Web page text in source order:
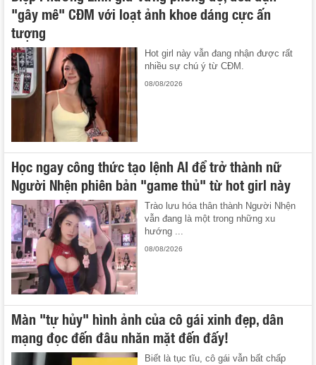
"gây mê" CĐM với loạt ảnh khoe dáng cực ấn
tượng
Hot girl này vẫn đang nhận được rất
nhiều sự chú ý từ CĐM.
08/08/2026
Học ngay công thức tạo lệnh AI để trở thành nữ
Người Nhện phiên bản "game thủ" từ hot girl này
Trào lưu hóa thân thành Người Nhện
vẫn đang là một trong những xu
hướng ...
08/08/2026
Màn "tự hủy" hình ảnh của cô gái xinh đẹp, dân
mạng đọc đến đâu nhăn mặt đến đấy!
Biết là tục tĩu, cô gái vẫn bất chấp